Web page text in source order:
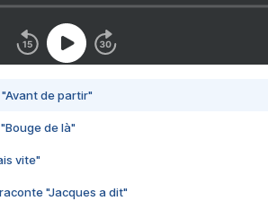
"Avant de partir"
de là"
vite"
"Jacques a dit"